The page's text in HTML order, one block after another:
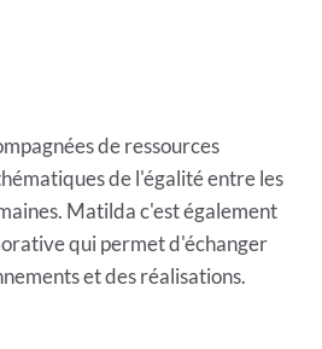
de ressources
de l'égalité entre les
Matilda c'est également
qui permet d'échanger
et des réalisations.